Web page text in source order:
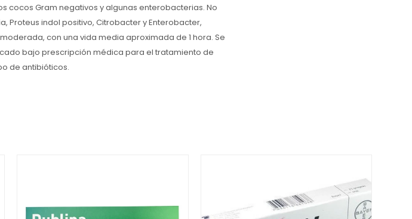
cocos Gram negativos y algunas enterobacterias. No
Proteus indol positivo, Citrobacter y Enterobacter,
con una vida media aproximada de 1 hora. Se
bajo prescripción médica para el tratamiento de
de antibióticos.